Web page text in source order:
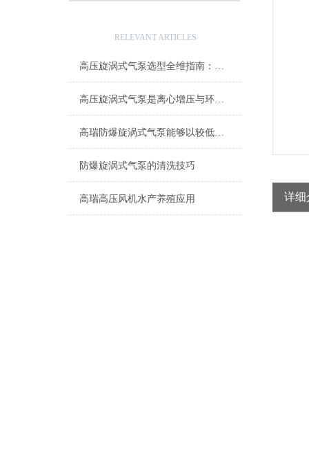
RELEVANT ARTICLES
高压旋涡式气泵选型全维指南：从参数匹配到场景化应用的智能决策模型
高压旋涡式气泵是离心增压与环形流道协同的空气动力学奇迹
高瑞防爆旋涡式气泵能够以较低的能耗产生较高的空气流量
防爆旋涡式气泵的清洗技巧
高瑞高压风机水产养殖应用 详细